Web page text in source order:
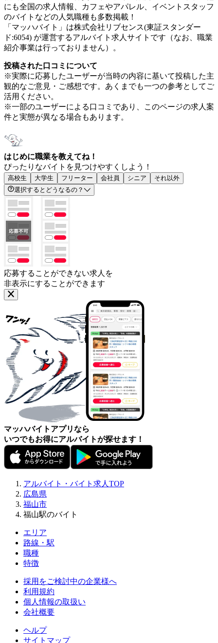
にも全国の求人情報、カフェやアパレル、イベントスタッフ
のバイトなどの人気職種も多数掲載！
「マッハバイト」は株式会社リブセンス(東証スタンダー
ド:6054) が運営するアルバイト求人サイトです（なお、職業
紹介事業は行っておりません）。
投稿された口コミについて
※実際に応募したユーザーが当時の内容に基いて投稿した主
観的なご意見・ご感想です。あくまでも一つの参考としてご
活用ください。
※一部のユーザーによる口コミであり、このページの求人案
件と実態が異なる場合もあります。
はじめに職業を教えてね！
ぴったりなバイトを見つけやすくしよう！
高校生 大学生 フリーター 会社員 シニア
それ以外
選択するとどうなるの？
応募することができない求人を
非表示にすることができます
マッハバイトアプリなら
いつでもお得にアルバイトが探せます！
アルバイト・バイト求人TOP
広島県
福山市
福山駅のバイト
エリア
路線・駅
職種
特徴
採用をご検討中の企業様へ
利用規約
個人情報の取扱い
会社概要
ヘルプ
サイトマップ